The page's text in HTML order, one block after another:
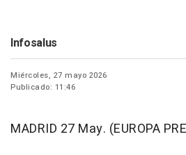
Infosalus
Miércoles, 27 mayo 2026
Publicado: 11:46
MADRID 27 May. (EUROPA